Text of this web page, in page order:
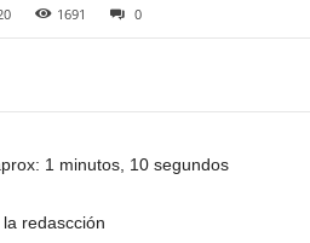
1691 0
1 minutos, 10 segundos
la redascción